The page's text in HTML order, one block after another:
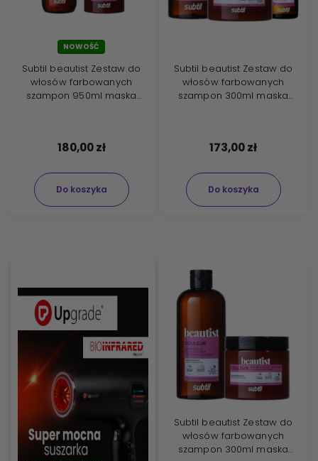
NOWOŚĆ
Subtil beautist Zestaw do
włosów farbowanych
szampon 950ml maska
180,00 zł
Do koszyka
Subtil beautist Zestaw do
włosów farbowanych
szampon 300ml maska
173,00 zł
Do koszyka
Subtil beautist Zestaw do
włosów farbowanych
szampon 300ml maska